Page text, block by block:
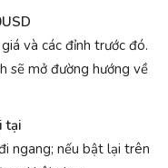
USD
và các đỉnh trước đó.
sẽ mở đường hướng về
tại
ngang; nếu bật lại trên